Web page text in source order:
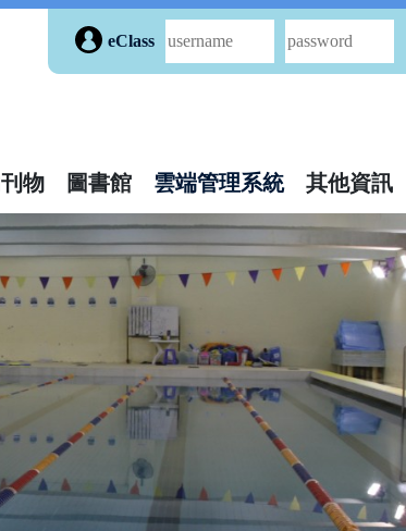
eClass
物 圖書館 雲端管理系統 其他資訊